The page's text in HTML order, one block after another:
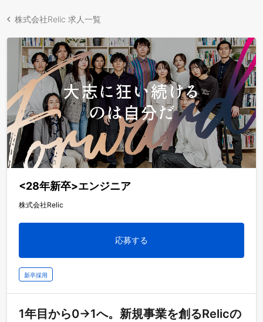
株式会社Relic 求人一覧
<28年新卒>エンジニア
株式会社Relic
応募する
新卒採用
1年目から0→1へ。新規事業を創るRelicの